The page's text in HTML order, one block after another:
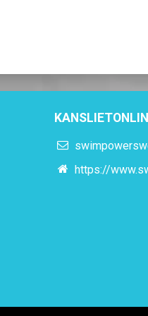
https://